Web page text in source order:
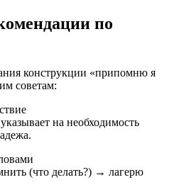
по
конструкции «припомню я
советам:
на необходимость
(что делать?) → лагерю